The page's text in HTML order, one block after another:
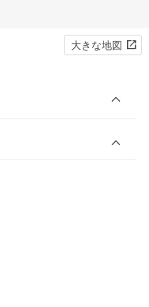
大きな地図